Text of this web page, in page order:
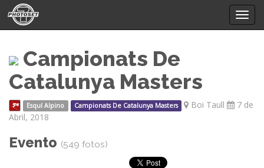
menú
Campionats De
Catalunya Masters
Esquí Alpino Campionats De Catalunya Masters Boi Taull
7 de
Abril, 2018
Evento (549 fotos)